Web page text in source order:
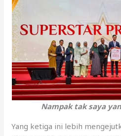
Nampak tak saya
Yang ketiga ini lebih